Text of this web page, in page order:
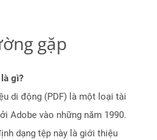
gặp
gì?
di động (PDF) là một loại tài
Adobe vào những năm 1990.
dạng tệp này là giới thiệu